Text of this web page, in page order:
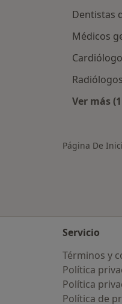
Dentistas
Médicos
Ver más
Página De
Servicio
Términos y
Política
Política
Política de